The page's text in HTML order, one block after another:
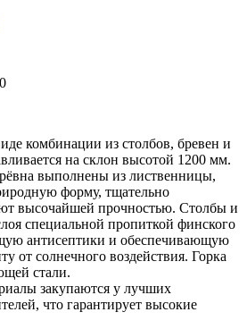
комбинации из столбов, бревен и
на склон высотой 1200 мм.
выполнены из лиственницы,
форму, тщательно
высочайшей прочностью. Столбы и
специальной пропиткой финского
антисептики и обеспечивающую
от солнечного воздействия. Горка
стали.
закупаются у лучших
что гарантирует высокие